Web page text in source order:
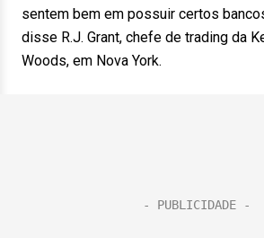
sentem bem em possuir certos
disse R.J. Grant, chefe de trading da
Woods, em Nova York.